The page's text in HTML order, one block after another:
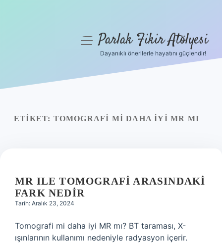
Yasal Uyarı
menüyüParlak Fikir Atölyesi
Dayanıklı önerilerle hayatını güçlendir!
ETIKET: TOMOGRAFI MI DAHA IYI MR MI
MR ILE TOMOGRAFI ARASINDAKI
FARK NEDIR
Tarih: Aralık 23, 2024
Tomografi mi daha iyi MR mı? BT taraması, X-
ışınlarının kullanımı nedeniyle radyasyon içerir.